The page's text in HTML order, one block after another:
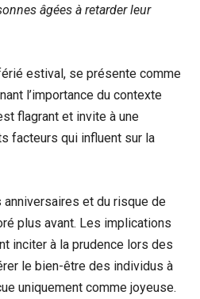
âgées à retarder leur
estival, se présente comme
l’importance du contexte
flagrant et invite à une
facteurs qui influent sur la
et du risque de
plus avant. Les implications
inciter à la prudence lors des
le bien-être des individus à
uniquement comme joyeuse.